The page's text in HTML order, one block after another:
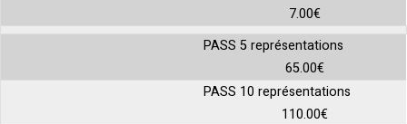
7.00€
PASS 5 représentations
65.00€
PASS 10 représentations
110.00€